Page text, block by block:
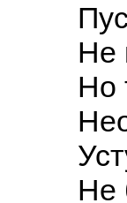
Не
Но
Не